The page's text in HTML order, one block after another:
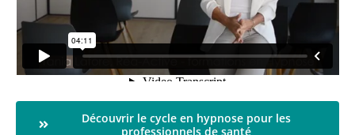
Découvrir le cycle en hypnose pour les
professionnels de santé